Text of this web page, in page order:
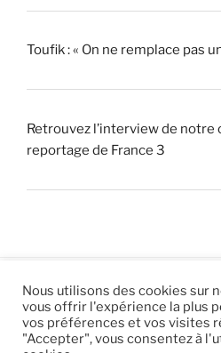
Toufik : « On ne remplace pas
Retrouvez l’interview de
reportage de France 3
© 2026 |Mentions légales|
RSS|sitemap
Nous utilisons des cookies sur
vous offrir l'expérience la plus
vos préférences et vos visites
"Accepter", vous consentez à